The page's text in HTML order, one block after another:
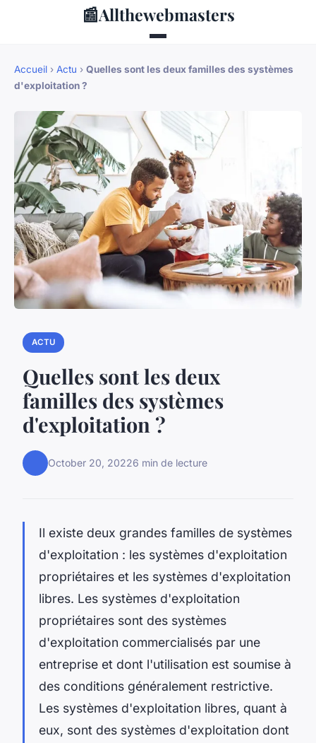
📰Allthewebmasters
Accueil › Actu › Quelles sont les deux familles des systèmes
d'exploitation ?
ACTU
Quelles sont les deux
familles des systèmes
d'exploitation ?
October 20, 20226 min de lecture
Il existe deux grandes familles de systèmes
d'exploitation : les systèmes d'exploitation
propriétaires et les systèmes d'exploitation
libres. Les systèmes d'exploitation
propriétaires sont des systèmes
d'exploitation commercialisés par une
entreprise et dont l'utilisation est soumise à
des conditions généralement restrictive.
Les systèmes d'exploitation libres, quant à
eux, sont des systèmes d'exploitation dont